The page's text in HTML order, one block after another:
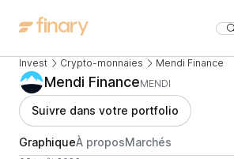
Invest Crypto-monnaies Mendi Finance
Mendi FinanceMENDI
Suivre dans votre portfolio
GraphiqueÀ proposMarchés